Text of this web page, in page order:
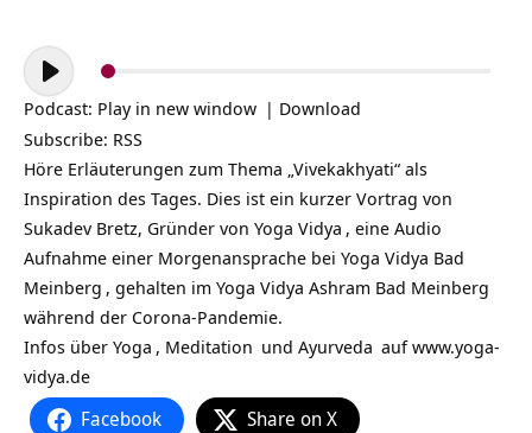
Audio-
Player
Podcast: Play in new window | Download
Subscribe: RSS
Höre Erläuterungen zum Thema „Vivekakhyati“ als
Inspiration des Tages. Dies ist ein kurzer Vortrag von
Sukadev Bretz, Gründer von Yoga Vidya , eine Audio
Aufnahme einer Morgenansprache bei Yoga Vidya Bad
Meinberg , gehalten im Yoga Vidya Ashram Bad Meinberg
während der Corona-Pandemie.
Infos über Yoga , Meditation und Ayurveda aufwww.yoga-
vidya.de
Facebook Share on X